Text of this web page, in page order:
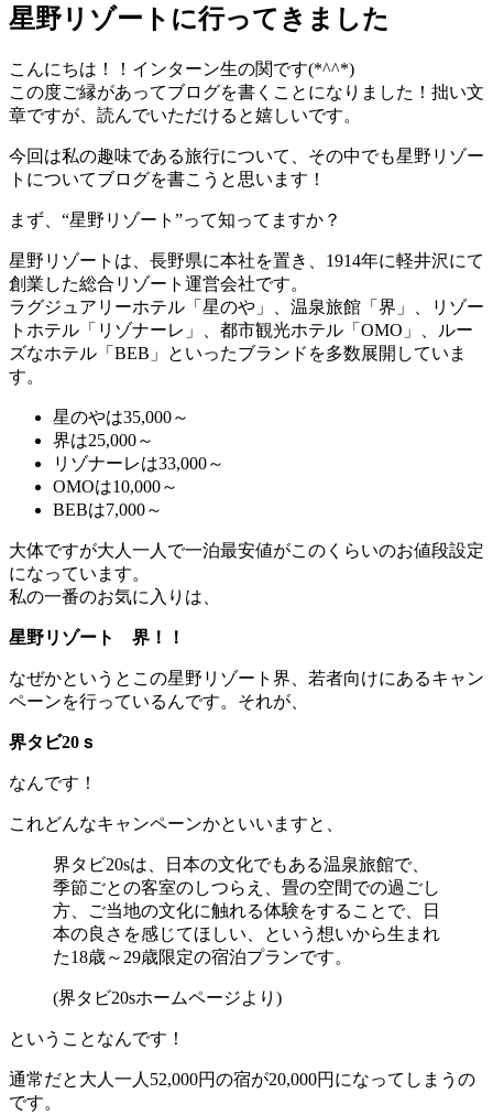
星野リゾートに行ってきました
こんにちは！！インターン生の関です(*^^*)
この度ご縁があってブログを書くことになりました！拙い文
章ですが、読んでいただけると嬉しいです。
今回は私の趣味である旅行について、その中でも星野リゾー
トについてブログを書こうと思います！
まず、“星野リゾート”って知ってますか？
星野リゾートは、長野県に本社を置き、1914年に軽井沢にて
創業した総合リゾート運営会社です。
ラグジュアリーホテル「星のや」、温泉旅館「界」、リゾー
トホテル「リゾナーレ」、都市観光ホテル「OMO」、ルー
ズなホテル「BEB」といったブランドを多数展開していま
す。
星のやは35,000～
界は25,000～
リゾナーレは33,000～
OMOは10,000～
BEBは7,000～
大体ですが大人一人で一泊最安値がこのくらいのお値段設定
になっています。
私の一番のお気に入りは、
星野リゾート 界！！
なぜかというとこの星野リゾート界、若者向けにあるキャン
ペーンを行っているんです。それが、
界タビ20ｓ
なんです！
これどんなキャンペーンかといいますと、
界タビ20sは、日本の文化でもある温泉旅館で、
季節ごとの客室のしつらえ、畳の空間での過ごし
方、ご当地の文化に触れる体験をすることで、日
本の良さを感じてほしい、という想いから生まれ
た18歳～29歳限定の宿泊プランです。
(界タビ20sホームページより)
ということなんです！
通常だと大人一人52,000円の宿が20,000円になってしまうの
です。